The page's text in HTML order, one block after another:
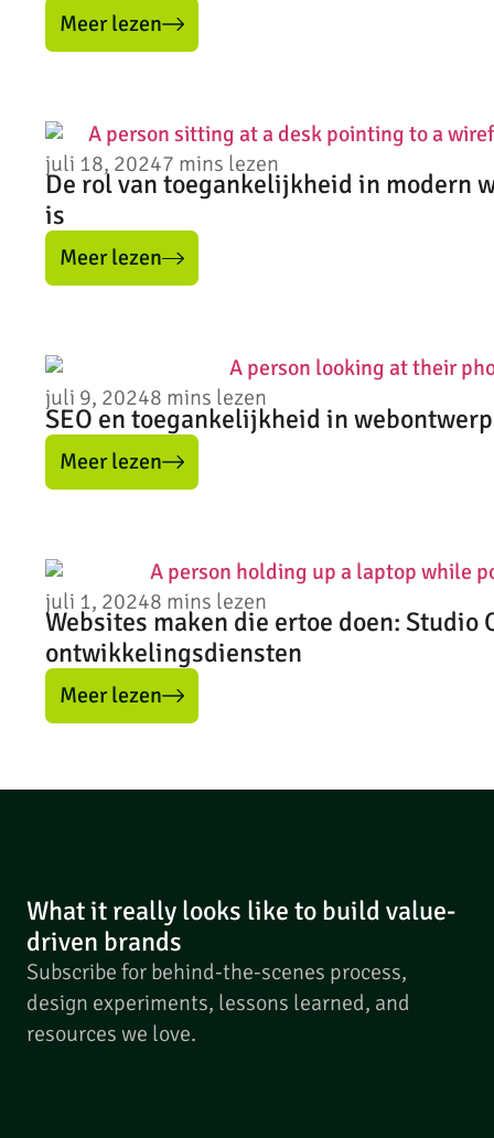
Meer lezen
juli 18, 20247 mins lezen
De rol van toegankelijkheid in modern
is
Meer lezen
juli 9, 20248 mins lezen
SEO en toegankelijkheid in webontwerp
Meer lezen
juli 1, 20248 mins lezen
Websites maken die ertoe doen:
ontwikkelingsdiensten
Meer lezen
What it really looks like to build value-
driven brands
Subscribe for behind-the-scenes process,
design experiments, lessons learned, and
resources we love.